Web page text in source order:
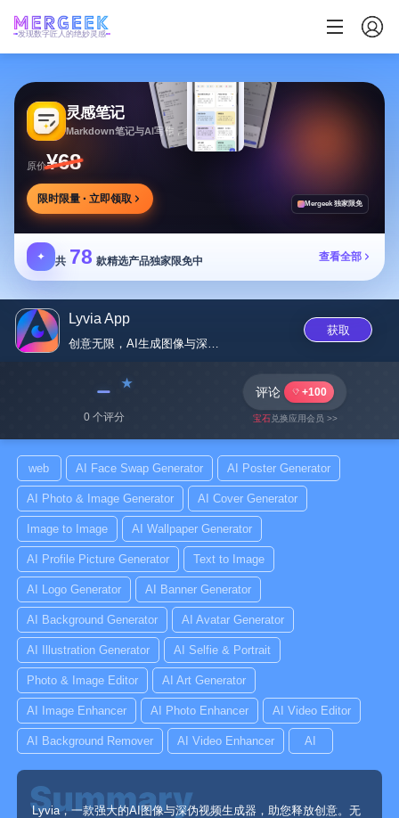
发现数字匠人的绝妙灵感
灵感笔记
Markdown笔记与AI写作，多方式整理同步笔记
原价¥68
限时限量 · 立即领取 Mergeek 独家限免
✦ 共 78 款精选产品独家限免中 查看全部
Lyvia App
创意无限，AI生成图像与深伪视...
获取
﹣
0 个评分
评论 +100
宝石兑换应用会员 >>
web AI Face Swap Generator AI Poster Generator
AI Photo & Image Generator AI Cover Generator
Image to Image AI Wallpaper Generator
AI Profile Picture Generator Text to Image
AI Logo Generator AI Banner Generator
AI Background Generator AI Avatar Generator
AI Illustration Generator AI Selfie & Portrait
Photo & Image Editor AI Art Generator
AI Image Enhancer AI Photo Enhancer AI Video Editor
AI Background Remover AI Video Enhancer AI
Lyvia，一款强大的AI图像与深伪视频生成器，助您释放创意。无